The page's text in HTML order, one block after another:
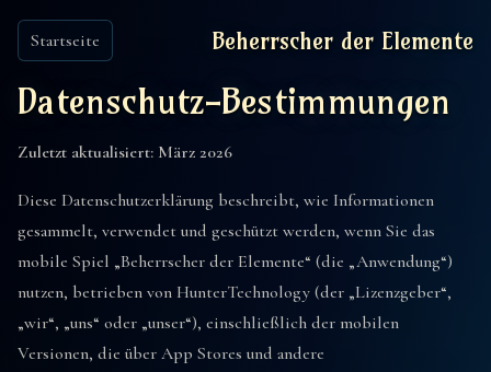
Startseite Beherrscher der Elemente
Datenschutz-Bestimmungen
Zuletzt aktualisiert: März 2026
Diese Datenschutzerklärung beschreibt, wie Informationen
gesammelt, verwendet und geschützt werden, wenn Sie das
mobile Spiel „Beherrscher der Elemente“ (die „Anwendung“)
nutzen, betrieben von HunterTechnology (der „Lizenzgeber“,
„wir“, „uns“ oder „unser“), einschließlich der mobilen
Versionen, die über App Stores und andere